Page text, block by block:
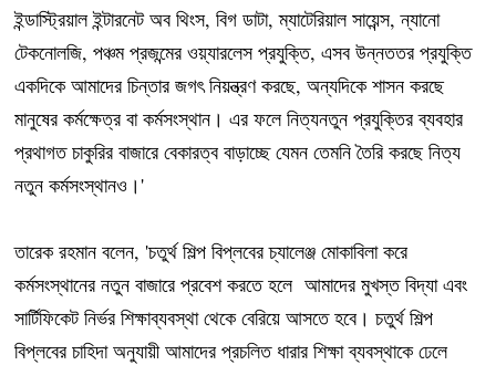
ইন্ডাস্ট্রিয়াল ইন্টারনেট অব থিংস, বিগ ডাটা, ম্যাটেরিয়াল সায়েন্স, ন্যানো
টেকনোলজি, পঞ্চম প্রজন্মের ওয়্যারলেস প্রযুক্তি, এসব উন্নততর প্রযুক্তি
একদিকে আমাদের চিন্তার জগৎ নিয়ন্ত্রণ করছে, অন্যদিকে শাসন করছে
মানুষের কর্মক্ষেত্র বা কর্মসংস্থান। এর ফলে নিত্যনতুন প্রযুক্তির ব্যবহার
প্রথাগত চাকুরির বাজারে বেকারত্ব বাড়াচ্ছে যেমন তেমনি তৈরি করছে নিত্য
নতুন কর্মসংস্থানও।'
তারেক রহমান বলেন, 'চতুর্থ শিল্প বিপ্লবের চ্যালেঞ্জ মোকাবিলা করে
কর্মসংস্থানের নতুন বাজারে প্রবেশ করতে হলে আমাদের মুখস্ত বিদ্যা এবং
সার্টিফিকেট নির্ভর শিক্ষাব্যবস্থা থেকে বেরিয়ে আসতে হবে। চতুর্থ শিল্প
বিপ্লবের চাহিদা অনুযায়ী আমাদের প্রচলিত ধারার শিক্ষা ব্যবস্থাকে ঢেলে